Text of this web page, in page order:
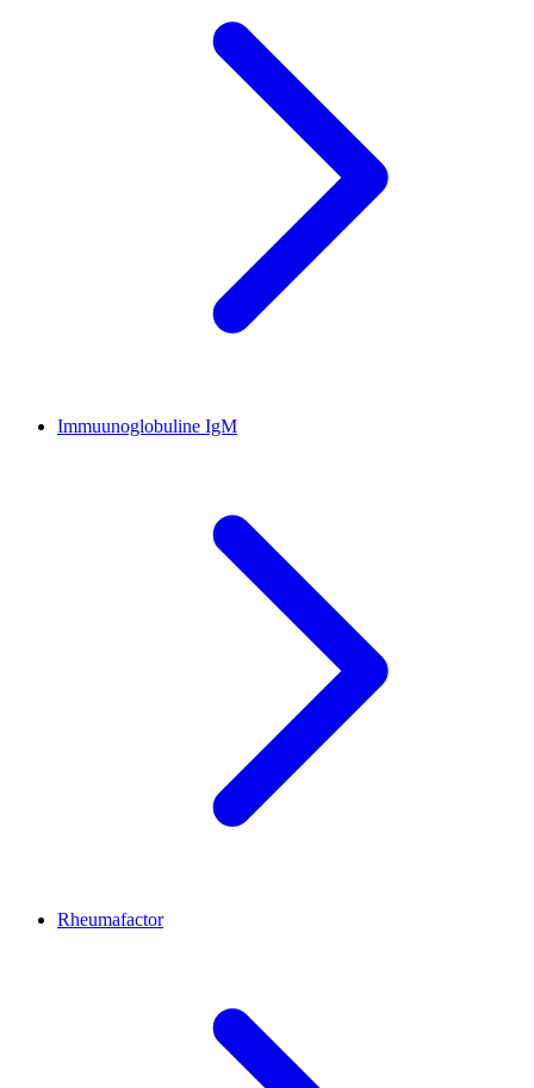
Immuunoglobuline IgM
Rheumafactor